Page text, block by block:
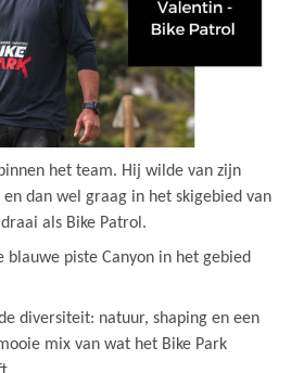
het team. Hij wilde van zijn
en dan wel graag in het skigebied van
als Bike Patrol.
blauwe piste Canyon in het gebied
diversiteit: natuur, shaping en een
mix van wat het Bike Park